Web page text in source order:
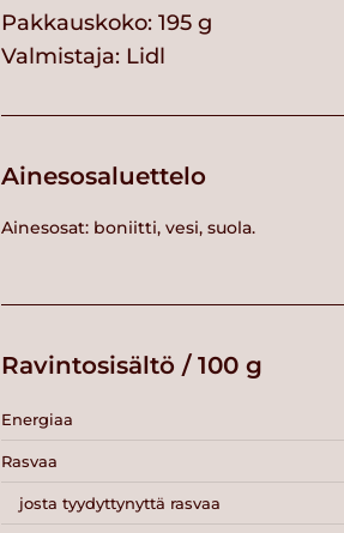
Pakkauskoko: 195 g
Valmistaja: Lidl
Ainesosaluettelo
Ainesosat: boniitti, vesi, suola.
Ravintosisältö / 100 g
Energiaa
Rasvaa
josta tyydyttynyttä rasvaa